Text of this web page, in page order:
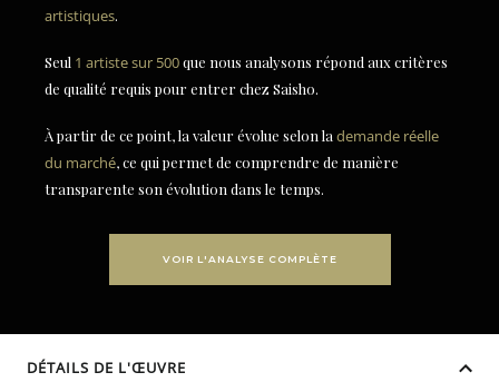
artistiques.
Seul 1 artiste sur 500que nous analysons répond aux critères
de qualité requis pour entrer chez Saisho.
À partir de ce point, la valeur évolue selon la demande réelle
du marché, ce qui permet de comprendre de manière
transparente son évolution dans le temps.
VOIR L'ANALYSE COMPLÈTE
DÉTAILS DE L'ŒUVRE